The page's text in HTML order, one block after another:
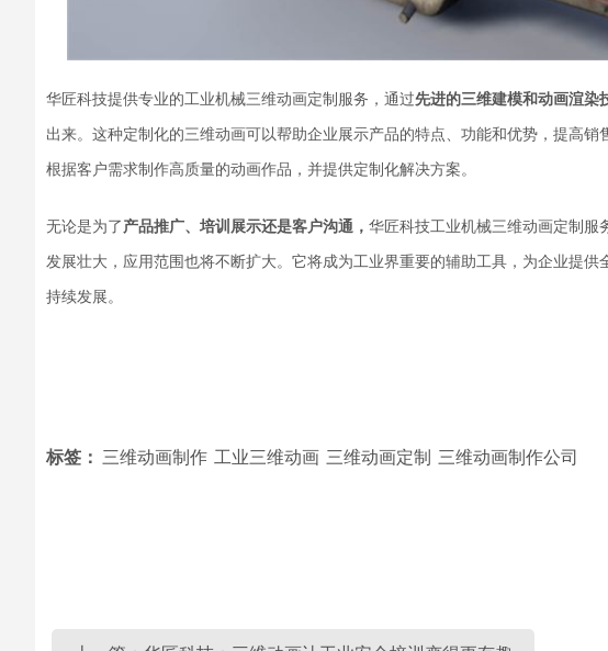
华匠科技提供专业的工业机械三维动画定制服务 ， 通过先进的三维建模和动画渲染
出来。这种定制化的三维动画可以帮助企业展示产品的特点、功能和优势，提高
根据客户需求制作高质量的动画作品，并提供定制化解决方案。
无论是为了 产品推广、培训展示还是客户沟通， 华匠科技工业机械三维动画定制服
发展壮大，应用范围也将不断扩大。它将成为工业界重要的辅助工具，为企业提
持续发展。
标签： 三维动画制作 工业三维动画 三维动画定制 三维动画制作公司